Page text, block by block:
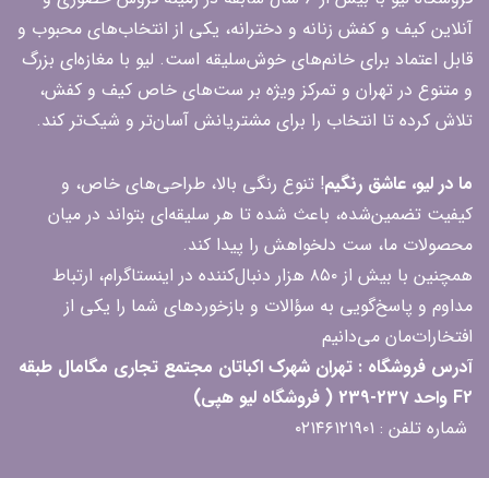
آنلاین کیف و کفش زنانه و دخترانه، یکی از انتخاب‌های محبوب و
قابل اعتماد برای خانم‌های خوش‌سلیقه است. لیو با مغازه‌ای بزرگ
و متنوع در تهران و تمرکز ویژه بر ست‌های خاص کیف و کفش،
تلاش کرده تا انتخاب را برای مشتریانش آسان‌تر و شیک‌تر کند.
ما در لیو، عاشق رنگیم! تنوع رنگی بالا، طراحی‌های خاص، و
کیفیت تضمین‌شده، باعث شده تا هر سلیقه‌ای بتواند در میان
محصولات ما، ست دلخواهش را پیدا کند.
همچنین با بیش از ۸۵۰ هزار دنبال‌کننده در اینستاگرام، ارتباط
مداوم و پاسخ‌گویی به سؤالات و بازخوردهای شما را یکی از
افتخارات‌مان می‌دانیم
آدرس فروشگاه : تهران شهرک اکباتان مجتمع تجاری مگامال طبقه
F2 واحد 237-239 ( فروشگاه لیو هپی)
شماره تلفن : ۰۲۱۴۶۱۲۱۹۰۱